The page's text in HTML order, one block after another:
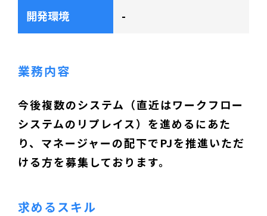
開発環境 -
業務内容
今後複数のシステム（直近はワークフロー
システムのリプレイス）を進めるにあた
り、マネージャーの配下でPJを推進いただ
ける方を募集しております。
求めるスキル